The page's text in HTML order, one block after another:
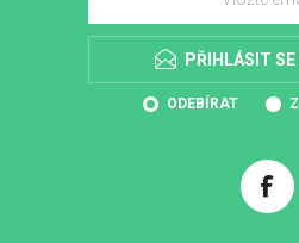
PŘIHLÁSIT SE
ODEBÍRAT